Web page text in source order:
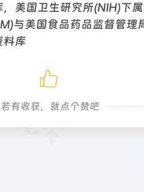
美国卫生研究所(NIH)下
与美国食品药品监督管理
料库
若有收获，就点个赞吧